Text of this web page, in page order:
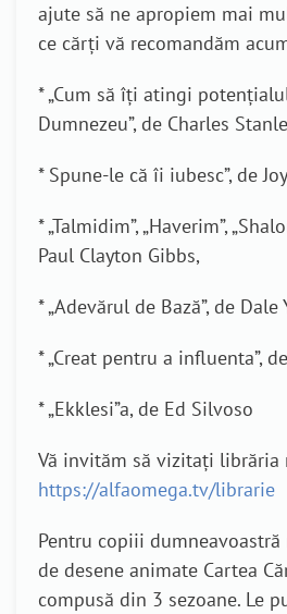
ajute să ne apropiem mai
ce cărți vă recomandăm
* „Cum să îți atingi
Dumnezeu”, de Charles
* Spune-le că îi iubesc”, de
* „Talmidim”, „Haverim”,
Paul Clayton Gibbs,
* „Adevărul de Bază”, de Dale
* „Creat pentru a influenta”,
* „Ekklesi”a, de Ed Silvoso
Vă invităm să vizitați librăria
https://alfaomega.tv/librarie
Pentru copiii dumneavoastră
de desene animate Cartea
compusă din 3 sezoane. Le